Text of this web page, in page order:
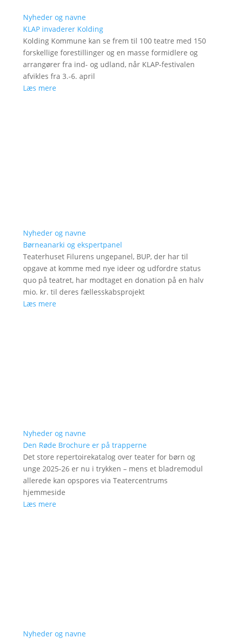
Nyheder og navne
KLAP invaderer Kolding
Kolding Kommune kan se frem til 100 teatre med 150
forskellige forestillinger og en masse formidlere og
arrangører fra ind- og udland, når KLAP-festivalen
afvikles fra 3.-6. april
Læs mere
Nyheder og navne
Børneanarki og ekspertpanel
Teaterhuset Filurens ungepanel, BUP, der har til
opgave at komme med nye ideer og udfordre status
quo på teatret, har modtaget en donation på en halv
mio. kr. til deres fællesskabsprojekt
Læs mere
Nyheder og navne
Den Røde Brochure er på trapperne
Det store repertoirekatalog over teater for børn og
unge 2025-26 er nu i trykken – mens et bladremodul
allerede kan opspores via Teatercentrums
hjemmeside
Læs mere
Nyheder og navne